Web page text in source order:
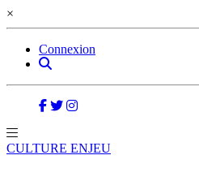
×
Connexion
CULTURE ENJEU